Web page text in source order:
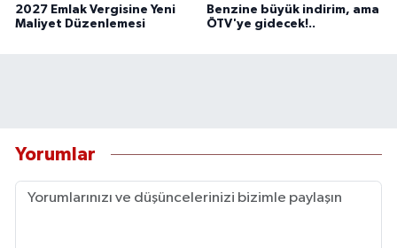
2027 Emlak Vergisine Yeni
Maliyet Düzenlemesi
Benzine büyük indirim, ama
ÖTV'ye gidecek!..
Yorumlar